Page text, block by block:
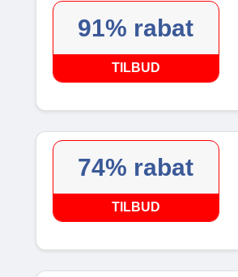
91% rabat
TILBUD
74% rabat
TILBUD